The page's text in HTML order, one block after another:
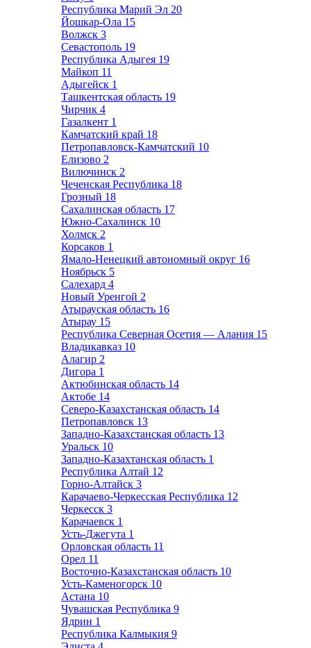
Республика Марий Эл 20
Йошкар-Ола 15
Волжск 3
Севастополь 19
Республика Адыгея 19
Майкоп 11
Адыгейск 1
Ташкентская область 19
Чирчик 4
Газалкент 1
Камчатский край 18
Петропавловск-Камчатский 10
Елизово 2
Вилючинск 2
Чеченская Республика 18
Грозный 18
Сахалинская область 17
Южно-Сахалинск 10
Холмск 2
Корсаков 1
Ямало-Ненецкий автономный округ 16
Ноябрьск 5
Салехард 4
Новый Уренгой 2
Атырауская область 16
Атырау 15
Республика Северная Осетия — Алания 15
Владикавказ 10
Алагир 2
Дигора 1
Актюбинская область 14
Актобе 14
Северо-Казахстанская область 14
Петропавловск 13
Западно-Казахстанская область 13
Уральск 10
Западно-Казахтанская область 1
Республика Алтай 12
Горно-Алтайск 3
Карачаево-Черкесская Республика 12
Черкесск 3
Карачаевск 1
Усть-Джегута 1
Орловская область 11
Орел 11
Восточно-Казахстанская область 10
Усть-Каменогорск 10
Астана 10
Чувашская Республика 9
Ядрин 1
Республика Калмыкия 9